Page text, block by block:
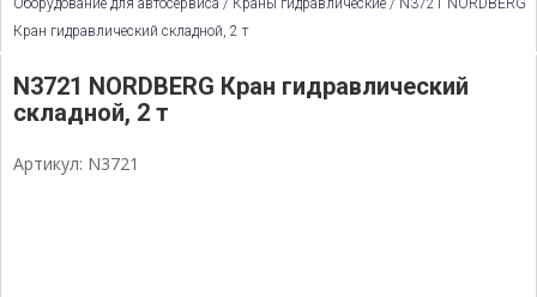
Оборудование для автосервиса / Краны гидравлические / N3721 NORDBERG
Кран гидравлический складной, 2 т
N3721 NORDBERG Кран гидравлический
складной, 2 т
Артикул: N3721